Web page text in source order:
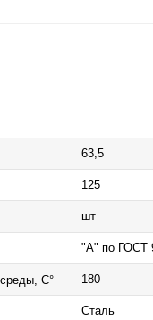
63,5
125
шт
"А" по ГОСТ
С° 180
Сталь